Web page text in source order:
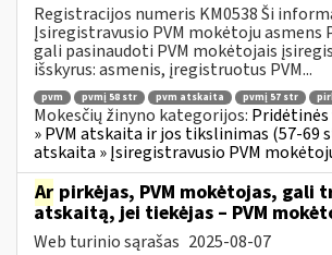
Registracijos numeris KM0538 Ši
Įsiregistravusio PVM mokėtoju asmens
gali pasinaudoti PVM mokėtojais
išskyrus: asmenis, įregistruotus PVM...
pvm pvmį 58 str pvm atskaita pvmį 57 str
Mokesčių žinyno kategorijos:
» PVM atskaita ir jos tikslinimas (57-69
atskaita » Įsiregistravusio PVM
Ar pirkėjas, PVM mokėtojas, gali
atskaitą, jei tiekėjas – PVM
Web turinio sąrašas 2025-08-07